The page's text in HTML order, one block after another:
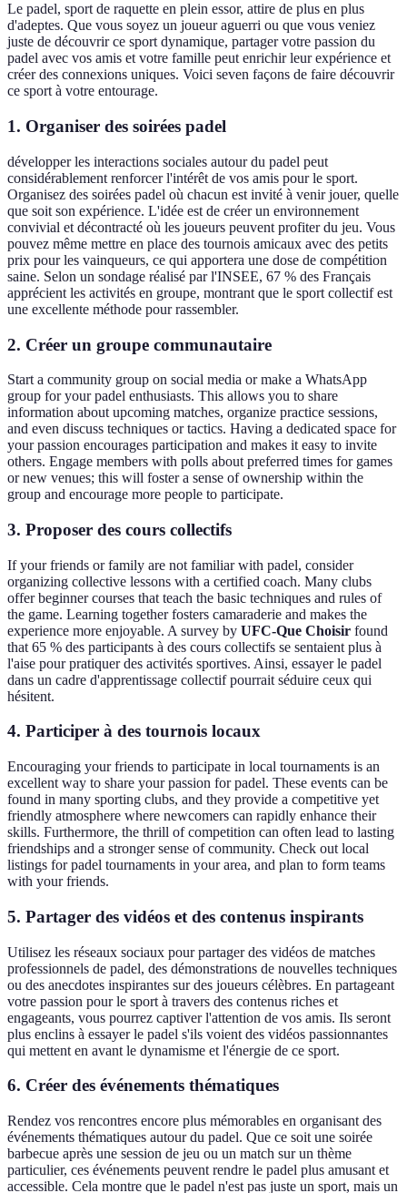
Le padel, sport de raquette en plein essor, attire de plus en plus
d'adeptes. Que vous soyez un joueur aguerri ou que vous veniez
juste de découvrir ce sport dynamique, partager votre passion du
padel avec vos amis et votre famille peut enrichir leur expérience et
créer des connexions uniques. Voici seven façons de faire découvrir
ce sport à votre entourage.
1. Organiser des soirées padel
développer les interactions sociales autour du padel peut
considérablement renforcer l'intérêt de vos amis pour le sport.
Organisez des soirées padel où chacun est invité à venir jouer, quelle
que soit son expérience. L'idée est de créer un environnement
convivial et décontracté où les joueurs peuvent profiter du jeu. Vous
pouvez même mettre en place des tournois amicaux avec des petits
prix pour les vainqueurs, ce qui apportera une dose de compétition
saine. Selon un sondage réalisé par l'INSEE, 67 % des Français
apprécient les activités en groupe, montrant que le sport collectif est
une excellente méthode pour rassembler.
2. Créer un groupe communautaire
Start a community group on social media or make a WhatsApp
group for your padel enthusiasts. This allows you to share
information about upcoming matches, organize practice sessions,
and even discuss techniques or tactics. Having a dedicated space for
your passion encourages participation and makes it easy to invite
others. Engage members with polls about preferred times for games
or new venues; this will foster a sense of ownership within the
group and encourage more people to participate.
3. Proposer des cours collectifs
If your friends or family are not familiar with padel, consider
organizing collective lessons with a certified coach. Many clubs
offer beginner courses that teach the basic techniques and rules of
the game. Learning together fosters camaraderie and makes the
experience more enjoyable. A survey by UFC-Que Choisir found
that 65 % des participants à des cours collectifs se sentaient plus à
l'aise pour pratiquer des activités sportives. Ainsi, essayer le padel
dans un cadre d'apprentissage collectif pourrait séduire ceux qui
hésitent.
4. Participer à des tournois locaux
Encouraging your friends to participate in local tournaments is an
excellent way to share your passion for padel. These events can be
found in many sporting clubs, and they provide a competitive yet
friendly atmosphere where newcomers can rapidly enhance their
skills. Furthermore, the thrill of competition can often lead to lasting
friendships and a stronger sense of community. Check out local
listings for padel tournaments in your area, and plan to form teams
with your friends.
5. Partager des vidéos et des contenus inspirants
Utilisez les réseaux sociaux pour partager des vidéos de matches
professionnels de padel, des démonstrations de nouvelles techniques
ou des anecdotes inspirantes sur des joueurs célèbres. En partageant
votre passion pour le sport à travers des contenus riches et
engageants, vous pourrez captiver l'attention de vos amis. Ils seront
plus enclins à essayer le padel s'ils voient des vidéos passionnantes
qui mettent en avant le dynamisme et l'énergie de ce sport.
6. Créer des événements thématiques
Rendez vos rencontres encore plus mémorables en organisant des
événements thématiques autour du padel. Que ce soit une soirée
barbecue après une session de jeu ou un match sur un thème
particulier, ces événements peuvent rendre le padel plus amusant et
accessible. Cela montre que le padel n'est pas juste un sport, mais un